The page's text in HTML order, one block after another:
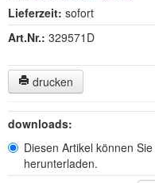
Lieferzeit: sofort
Art.Nr.: 329571D
drucken
downloads:
Diesen Artikel können
herunterladen.